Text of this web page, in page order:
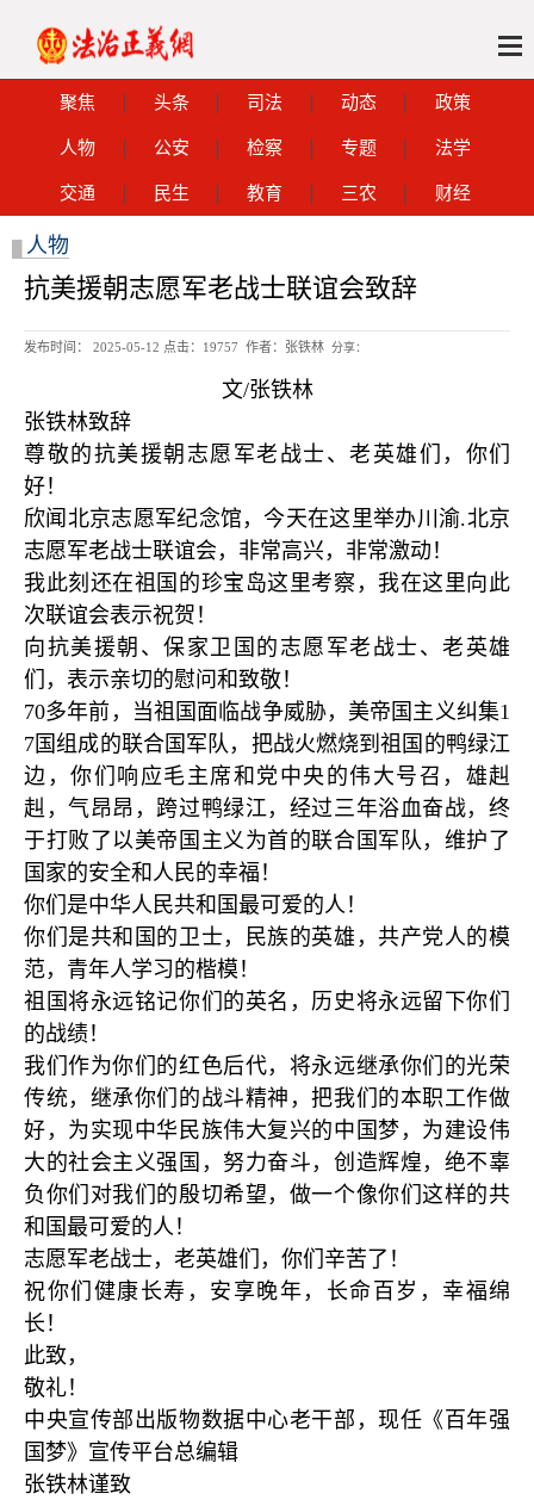
聚焦 头条 司法 动态 政策
人物 公安 检察 专题 法学
交通 民生 教育 三农 财经
人物
抗美援朝志愿军老战士联谊会致辞
发布时间： 2025-05-12 点击： 19757 作者：张铁林 分享：
文/张铁林
张铁林致辞
尊敬的抗美援朝志愿军老战士、老英雄们，你们
好！
欣闻北京志愿军纪念馆，今天在这里举办川渝.北京
志愿军老战士联谊会，非常高兴，非常激动！
我此刻还在祖国的珍宝岛这里考察，我在这里向此
次联谊会表示祝贺！
向抗美援朝、保家卫国的志愿军老战士、老英雄
们，表示亲切的慰问和致敬！
70多年前，当祖国面临战争威胁，美帝国主义纠集1
7国组成的联合国军队，把战火燃烧到祖国的鸭绿江
边，你们响应毛主席和党中央的伟大号召，雄赳
赳，气昂昂，跨过鸭绿江，经过三年浴血奋战，终
于打败了以美帝国主义为首的联合国军队，维护了
国家的安全和人民的幸福！
你们是中华人民共和国最可爱的人！
你们是共和国的卫士，民族的英雄，共产党人的模
范，青年人学习的楷模！
祖国将永远铭记你们的英名，历史将永远留下你们
的战绩！
我们作为你们的红色后代，将永远继承你们的光荣
传统，继承你们的战斗精神，把我们的本职工作做
好，为实现中华民族伟大复兴的中国梦，为建设伟
大的社会主义强国，努力奋斗，创造辉煌，绝不辜
负你们对我们的殷切希望，做一个像你们这样的共
和国最可爱的人！
志愿军老战士，老英雄们，你们辛苦了！
祝你们健康长寿，安享晚年，长命百岁，幸福绵
长！
此致，
敬礼！
中央宣传部出版物数据中心老干部，现任《百年强
国梦》宣传平台总编辑
张铁林谨致